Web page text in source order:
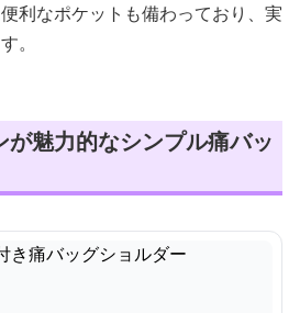
利なポケットも備わっており、実
。
が魅力的なシンプル痛バッ